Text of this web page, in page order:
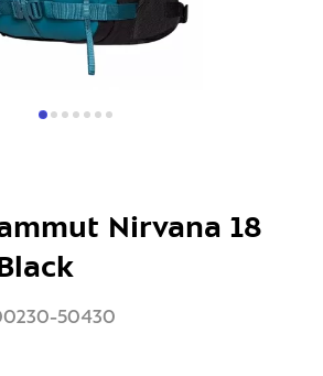
Nirvana 18
50430